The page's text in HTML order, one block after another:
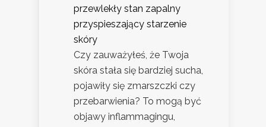
przewlekły stan zapalny
przyspieszający starzenie
skóry
Czy zauważyłeś, że Twoja
skóra stała się bardziej sucha,
pojawiły się zmarszczki czy
przebarwienia? To mogą być
objawy inflammagingu,